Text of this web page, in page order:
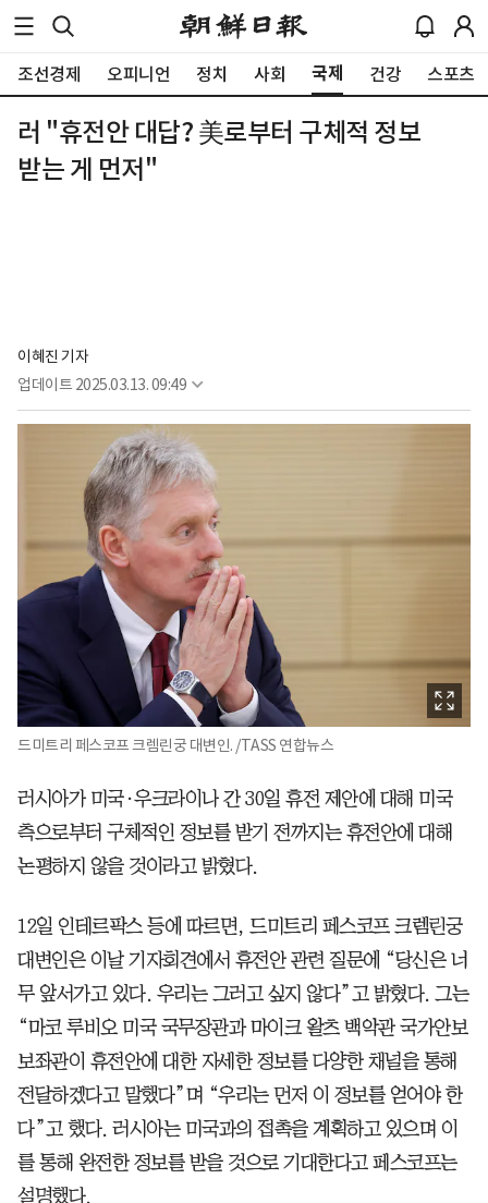
조선경제 오피니언 정치 사회 국제 건강 스포츠
러 "휴전안 대답? 美로부터 구체적 정보
받는 게 먼저"
이혜진 기자
업데이트 2025.03.13. 09:49
드미트리 페스코프 크렘린궁 대변인. /TASS 연합뉴스
러시아가 미국·우크라이나 간 30일 휴전 제안에 대해 미국
측으로부터 구체적인 정보를 받기 전까지는 휴전안에 대해
논평하지 않을 것이라고 밝혔다.
12일 인테르팍스 등에 따르면, 드미트리 페스코프 크렘린궁
대변인은 이날 기자회견에서 휴전안 관련 질문에 “당신은 너
무 앞서가고 있다. 우리는 그러고 싶지 않다”고 밝혔다. 그는
“마코 루비오 미국 국무장관과 마이크 왈츠 백악관 국가안보
보좌관이 휴전안에 대한 자세한 정보를 다양한 채널을 통해
전달하겠다고 말했다”며 “우리는 먼저 이 정보를 얻어야 한
다”고 했다. 러시아는 미국과의 접촉을 계획하고 있으며 이
를 통해 완전한 정보를 받을 것으로 기대한다고 페스코프는
설명했다.